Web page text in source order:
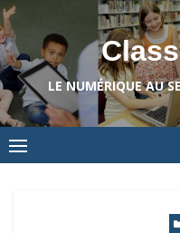
Skip
to
content
LE NUMÉRIQUE AU